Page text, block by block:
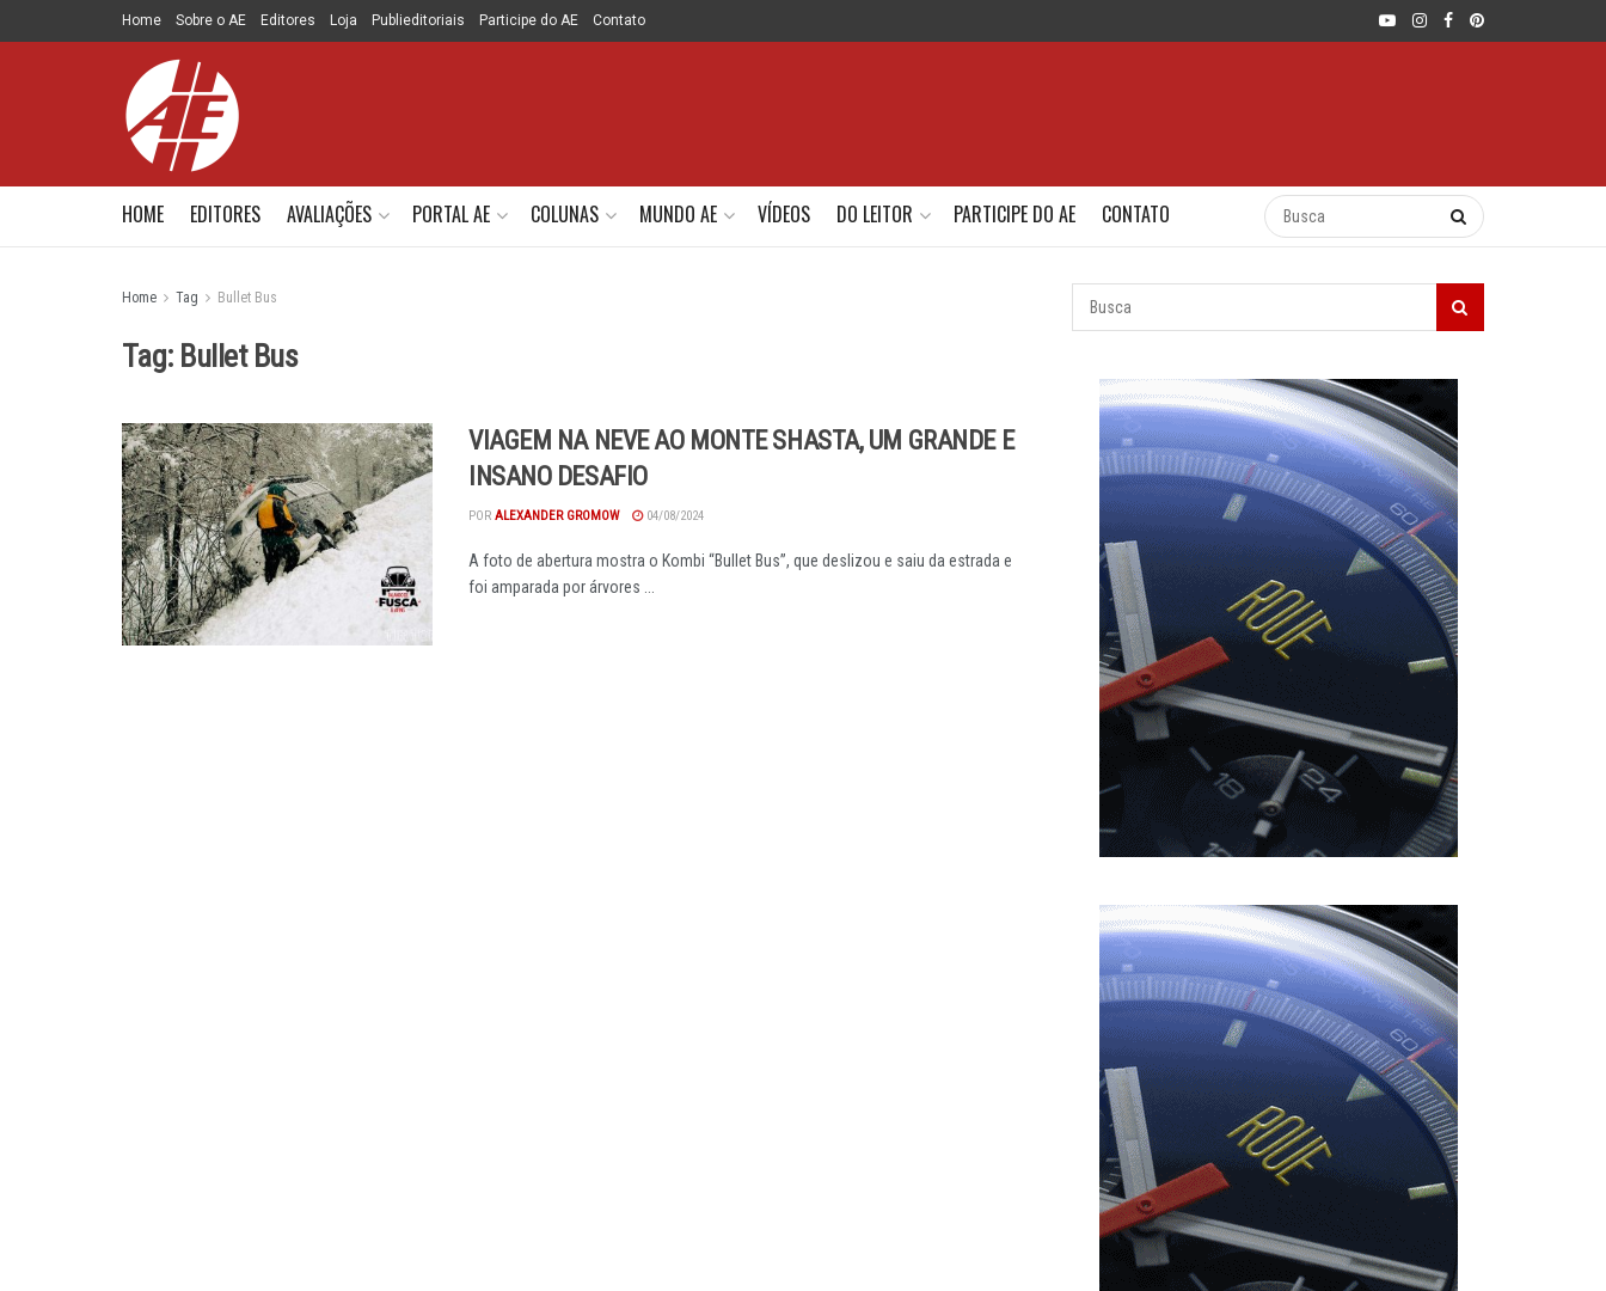
Home Sobre o AE Editores Loja Publieditoriais Participe do AE Contato
HOME EDITORES AVALIAÇÕES PORTAL AE COLUNAS MUNDO AE VÍDEOS DO LEITOR PARTICIPE DO AE CONTATO
Home Tag Bullet Bus
Tag: Bullet Bus
VIAGEM NA NEVE AO MONTE SHASTA, UM GRANDE E
INSANO DESAFIO
POR ALEXANDER GROMOW 04/08/2024
A foto de abertura mostra o Kombi “Bullet Bus”, que deslizou e saiu da estrada e
foi amparada por árvores ...